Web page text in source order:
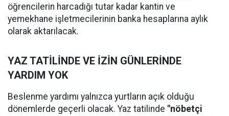
öğrencilerin harcadığı tutar kadar kantin ve
yemekhane işletmecilerinin banka hesaplarına aylık
olarak aktarılacak.
YAZ TATİLİNDE VE İZİN GÜNLERİNDE
YARDIM YOK
Beslenme yardımı yalnızca yurtların açık olduğu
dönemlerde geçerli olacak. Yaz tatilinde "nöbetçi